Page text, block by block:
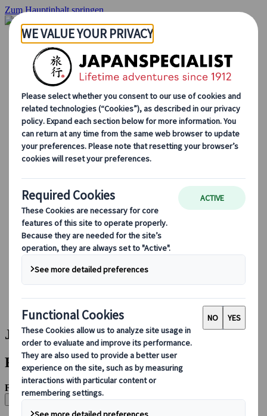
Zum Hauptinhalt springen
Startseite
Rundreisen
Individuelle Reisen
Gruppenreisen
Selbstfahrerreisen
Ausflüge
Massgeschneiderte Gruppenreisen
Japan Rail Pass
Wie wir arbeiten
Über uns
Treffen Sie unser Team
Werden Sie Teil unseres Teams
Saisonale Reisetipps
Highlights des Reiseziels
Kulturelle Einblicke
Kulinarische Erlebnisse
Entdecke Japan mit dem Zug
Häufig gestellte Fragen
Wichtige Informationen
Etikette in Japan
Autofahren in Japan
Bei uns buchen
Japan Rail Pass
Unterkunft
Online-Beratung
Japanspecialist | Suchergebnisse
Filter
Filtern nach:
Alle löschen